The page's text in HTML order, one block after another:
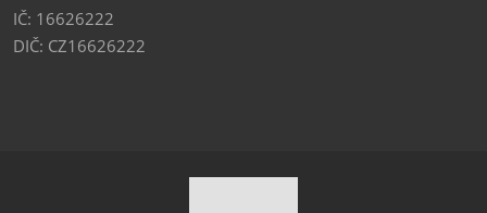
IČ: 16626222
DIČ: CZ16626222